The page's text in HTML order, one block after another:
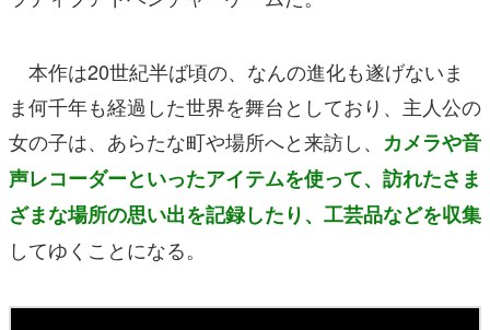
本作は20世紀半ば頃の、なんの進化も遂げないま
ま何千年も経過した世界を舞台としており、主人公の
女の子は、あらたな町や場所へと来訪し、 カメラや音
声レコーダーといったアイテムを使って、訪れたさま
ざまな場所の思い出を記録したり、工芸品などを収集
してゆくことになる。